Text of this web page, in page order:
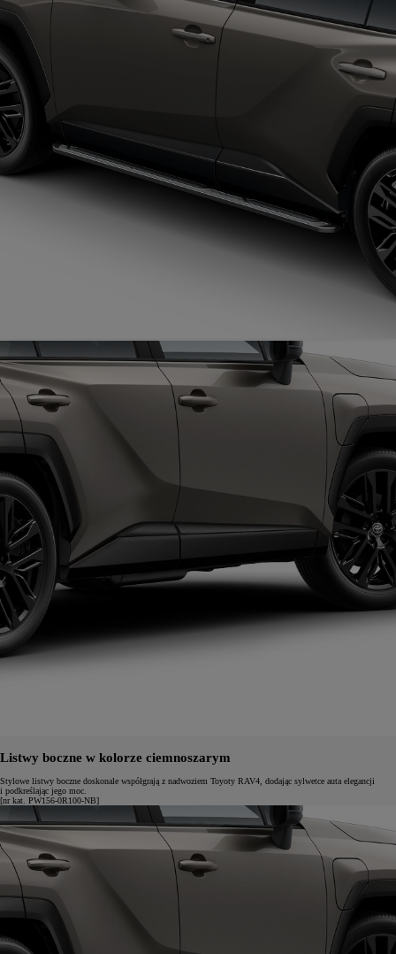
Listwy boczne w kolorze ciemnoszarym
Stylowe listwy boczne doskonale współgrają z nadwoziem Toyoty RAV4, dodając sylwetce auta elegancji
i podkreślając jego moc.
[nr kat. PW156-0R100-NB]